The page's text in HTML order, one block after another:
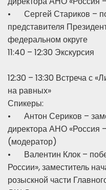
•
Сергей Стариков –
представителя
федеральном округе
11:40 – 12:30 Экскурсия
12:30 – 13:30 Встреча с
на равных»
Спикеры:
•
Антон Сериков –
директора АНО «Россия
(модератор)
•
Валентин Клок –
России», заместитель
розыскной части